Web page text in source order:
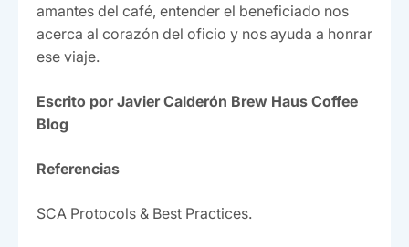
amantes del café, entender el beneficiado nos
acerca al corazón del oficio y nos ayuda a honrar
ese viaje.
Escrito por Javier Calderón Brew Haus Coffee
Blog
Referencias
SCA Protocols & Best Practices.